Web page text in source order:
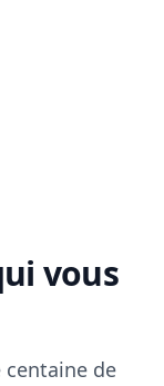
vous
centaine de